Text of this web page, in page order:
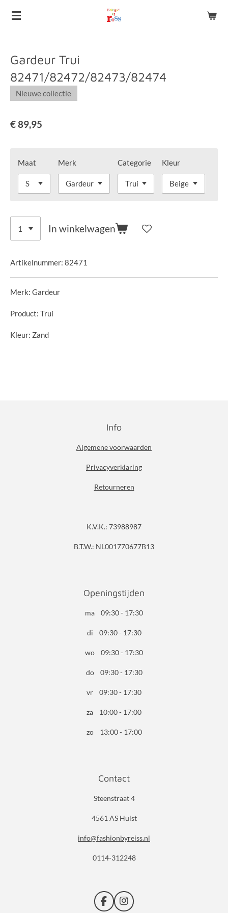
Ga
hoofdinhoud
Gardeur Trui
82471/82472/82473/82474
Nieuwe collectie
€ 89,95
Maat Merk Categorie Kleur
In winkelwagen
Artikelnummer: 82471
Merk: Gardeur
Product: Trui
Kleur: Zand
Info
Algemene voorwaarden
Privacyverklaring
Retourneren
K.V.K.: 73988987
B.T.W.: NL001770677B13
Openingstijden
ma 09:30 - 17:30
di 09:30 - 17:30
wo 09:30 - 17:30
do 09:30 - 17:30
vr 09:30 - 17:30
za 10:00 - 17:00
zo 13:00 - 17:00
Contact
Steenstraat 4
4561 AS Hulst
info@fashionbyreiss.nl
0114-312248
F
I